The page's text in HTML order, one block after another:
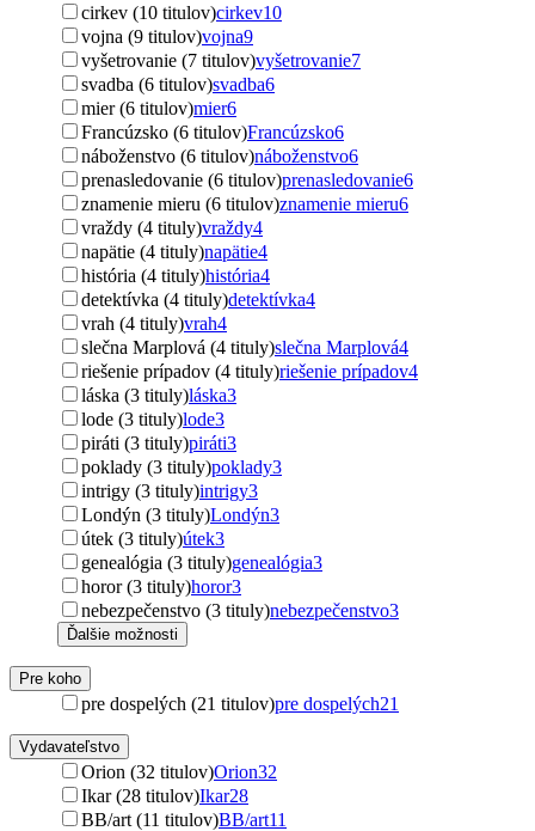
cirkev (10 titulov)cirkev10
vojna (9 titulov)vojna9
vyšetrovanie (7 titulov)vyšetrovanie7
svadba (6 titulov)svadba6
mier (6 titulov)mier6
Francúzsko (6 titulov)Francúzsko6
náboženstvo (6 titulov)náboženstvo6
prenasledovanie (6 titulov)prenasledovanie6
znamenie mieru (6 titulov)znamenie mieru6
vraždy (4 tituly)vraždy4
napätie (4 tituly)napätie4
história (4 tituly)história4
detektívka (4 tituly)detektívka4
vrah (4 tituly)vrah4
slečna Marplová (4 tituly)slečna Marplová4
riešenie prípadov (4 tituly)riešenie prípadov4
láska (3 tituly)láska3
lode (3 tituly)lode3
piráti (3 tituly)piráti3
poklady (3 tituly)poklady3
intrigy (3 tituly)intrigy3
Londýn (3 tituly)Londýn3
útek (3 tituly)útek3
genealógia (3 tituly)genealógia3
horor (3 tituly)horor3
nebezpečenstvo (3 tituly)nebezpečenstvo3
Ďalšie možnosti
Pre koho
pre dospelých (21 titulov)pre dospelých21
Vydavateľstvo
Orion (32 titulov)Orion32
Ikar (28 titulov)Ikar28
BB/art (11 titulov)BB/art11